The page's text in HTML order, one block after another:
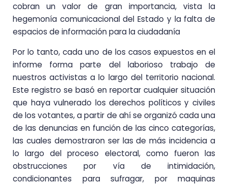
cobran un valor de gran importancia, vista la
hegemonía comunicacional del Estado y la falta de
espacios de información para la ciudadanía
Por lo tanto, cada uno de los casos expuestos en el
informe forma parte del laborioso trabajo de
nuestros activistas a lo largo del territorio nacional.
Este registro se basó en reportar cualquier situación
que haya vulnerado los derechos políticos y civiles
de los votantes, a partir de ahí se organizó cada una
de las denuncias en función de las cinco categorías,
las cuales demostraron ser las de más incidencia a
lo largo del proceso electoral, como fueron las
obstrucciones por vía de intimidación,
condicionantes para sufragar, por maquinas